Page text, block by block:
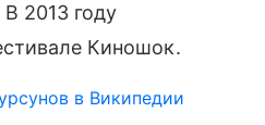
2013 году
Киношок.
в Википедии